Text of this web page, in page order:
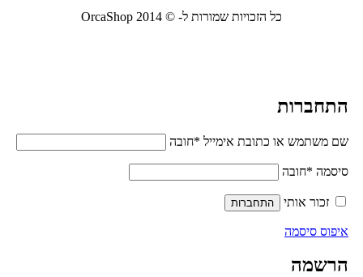
כל הזכויות שמורות ל- © 2014 OrcaShop
התחברות
שם משתמש או כתובת אימייל *חובה
סיסמה *חובה
זכור אותי התחברות
איפוס סיסמה
הרשמה